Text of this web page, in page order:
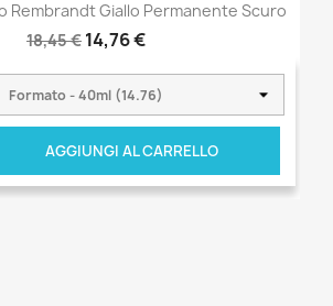
Rembrandt Giallo Permanente Scuro
18,45 € 14,76 €
AGGIUNGI AL CARRELLO